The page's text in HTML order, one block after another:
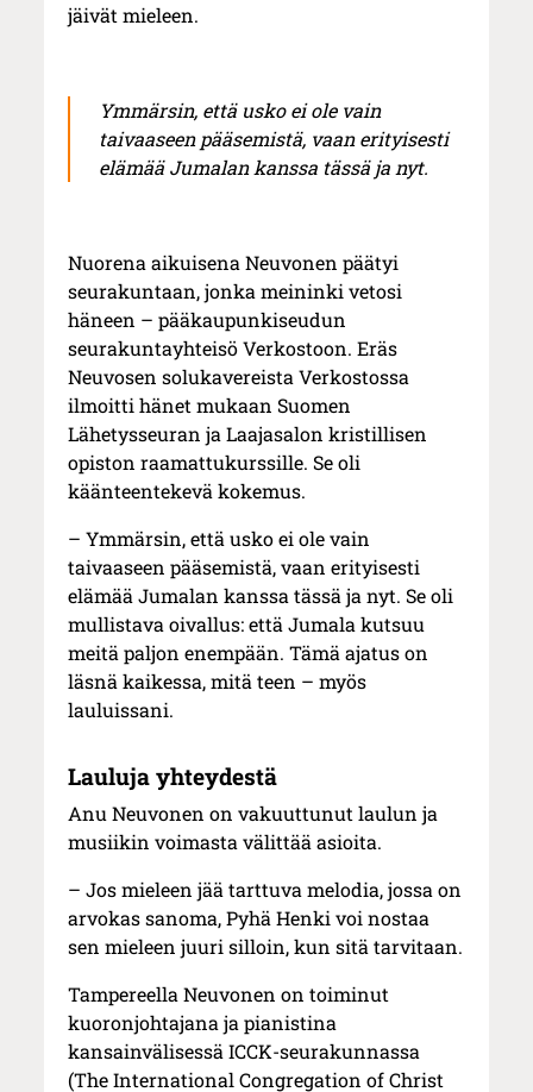
jäivät mieleen.
Ymmärsin, että usko ei ole vain
taivaaseen pääsemistä, vaan erityisesti
elämää Jumalan kanssa tässä ja nyt.
Nuorena aikuisena Neuvonen päätyi
seurakuntaan, jonka meininki vetosi
häneen – pääkaupunkiseudun
seurakuntayhteisö Verkostoon. Eräs
Neuvosen solukavereista Verkostossa
ilmoitti hänet mukaan Suomen
Lähetysseuran ja Laajasalon kristillisen
opiston raamattukurssille. Se oli
käänteentekevä kokemus.
– Ymmärsin, että usko ei ole vain
taivaaseen pääsemistä, vaan erityisesti
elämää Jumalan kanssa tässä ja nyt. Se oli
mullistava oivallus: että Jumala kutsuu
meitä paljon enempään. Tämä ajatus on
läsnä kaikessa, mitä teen – myös
lauluissani.
Lauluja yhteydestä
Anu Neuvonen on vakuuttunut laulun ja
musiikin voimasta välittää asioita.
– Jos mieleen jää tarttuva melodia, jossa on
arvokas sanoma, Pyhä Henki voi nostaa
sen mieleen juuri silloin, kun sitä tarvitaan.
Tampereella Neuvonen on toiminut
kuoronjohtajana ja pianistina
kansainvälisessä ICCK-seurakunnassa
(The International Congregation of Christ